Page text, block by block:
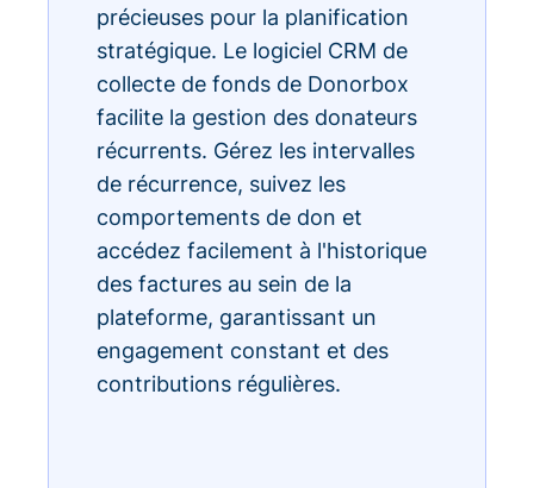
précieuses pour la planification
stratégique. Le logiciel CRM de
collecte de fonds de Donorbox
facilite la gestion des donateurs
récurrents. Gérez les intervalles
de récurrence, suivez les
comportements de don et
accédez facilement à l'historique
des factures au sein de la
plateforme, garantissant un
engagement constant et des
contributions régulières.